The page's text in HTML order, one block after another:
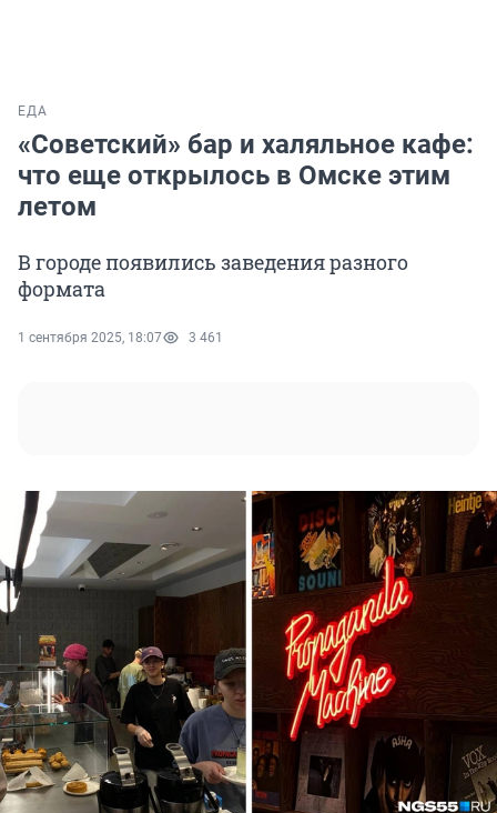
ЕДА
«Советский» бар и халяльное кафе:
что еще открылось в Омске этим
летом
В городе появились заведения разного
формата
1 сентября 2025, 18:07 3 461